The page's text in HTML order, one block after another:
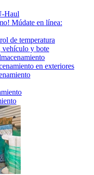
Haul
Múdate en línea:
de temperatura
vehículo y bote
en exteriores